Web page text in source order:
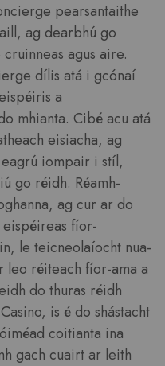
pearsantaithe
ag dearbhú go
agus aire.
dílis atá i gcónaí
a
mhianta. Cibé acu atá
eisiacha, ag
iompair i stíl,
go réidh. Réamh-
ag cur ar do
eispéireas fíor-
le teicneolaíocht nua-
leo réiteach fíor-ama a
do thuras réidh
is é do shástacht
coitianta ina
gach cuairt ar leith